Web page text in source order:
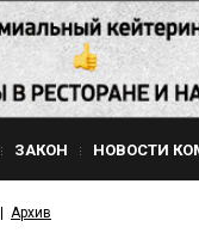
ЗАКОН НОВОСТИ
Архив